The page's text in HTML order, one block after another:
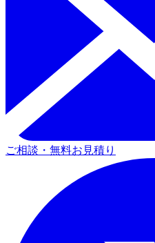
ご相談・無料お見積り